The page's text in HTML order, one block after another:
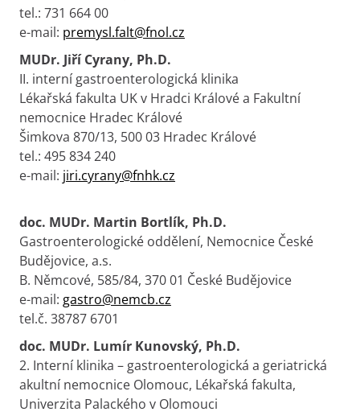
tel.: 731 664 00
e-mail: premysl.falt@fnol.cz
MUDr. Jiří Cyrany, Ph.D.
II. interní gastroenterologická klinika
Lékařská fakulta UK v Hradci Králové a Fakultní
nemocnice Hradec Králové
Šimkova 870/13, 500 03 Hradec Králové
tel.: 495 834 240
e-mail: jiri.cyrany@fnhk.cz
doc. MUDr. Martin Bortlík, Ph.D.
Gastroenterologické oddělení, Nemocnice České
Budějovice, a.s.
B. Němcové, 585/84, 370 01 České Budějovice
e-mail: gastro@nemcb.cz
tel.č. 38787 6701
doc. MUDr. Lumír Kunovský, Ph.D.
2. Interní klinika – gastroenterologická a geriatrická
akultní nemocnice Olomouc, Lékařská fakulta,
Univerzita Palackého v Olomouci